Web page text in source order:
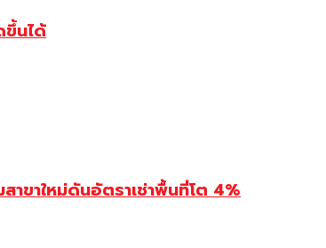
ขึ้นได้
ขาใหม่ดันอัตราเช่าพื้นที่โต 4%